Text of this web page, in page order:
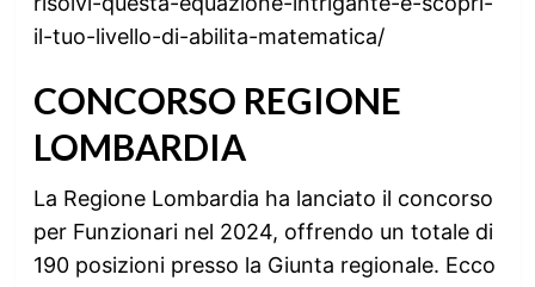
il-tuo-livello-di-abilita-matematica/
CONCORSO REGIONE
LOMBARDIA
La Regione Lombardia ha lanciato il concorso
per Funzionari nel 2024, offrendo un totale di
190 posizioni presso la Giunta regionale. Ecco